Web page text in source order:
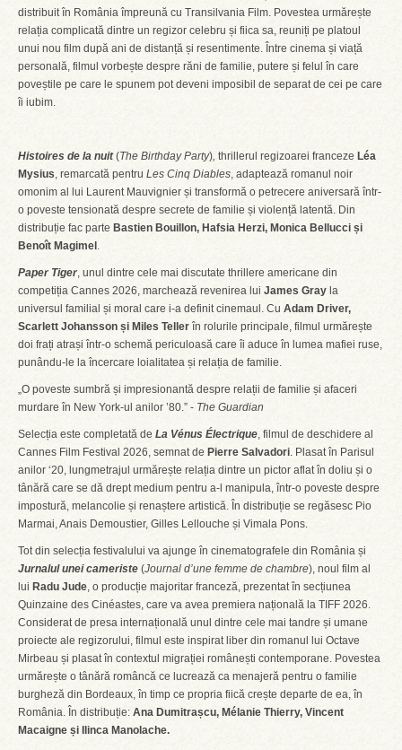
distribuit în România împreună cu Transilvania Film. Povestea urmărește
relația complicată dintre un regizor celebru și fiica sa, reuniți pe platoul
unui nou film după ani de distanță și resentimente. Între cinema și viață
personală, filmul vorbește despre răni de familie, putere și felul în care
poveștile pe care le spunem pot deveni imposibil de separat de cei pe care
îi iubim.
Histoires de la nuit(The Birthday Party), thrillerul regizoarei franceze Léa
Mysius, remarcată pentru Les Cinq Diables, adaptează romanul noir
omonim al lui Laurent Mauvignier și transformă o petrecere aniversară într-
o poveste tensionată despre secrete de familie și violență latentă. Din
distribuție fac parte Bastien Bouillon, Hafsia Herzi, Monica Bellucci și
Benoît Magimel .
Paper Tiger, unul dintre cele mai discutate thrillere americane din
competiția Cannes 2026, marchează revenirea lui James Gray la
universul familial și moral care i-a definit cinemaul. Cu Adam Driver,
Scarlett Johansson și Miles Teller în rolurile principale, filmul urmărește
doi frați atrași într-o schemă periculoasă care îi aduce în lumea mafiei ruse,
punându-le la încercare loialitatea și relația de familie.
„O poveste sumbră și impresionantă despre relații de familie și afaceri
murdare în New York-ul anilor ’80.” - The Guardian
Selecția este completată de La Vénus Électrique, filmul de deschidere al
Cannes Film Festival 2026, semnat de Pierre Salvadori. Plasat în Parisul
anilor ‘20, lungmetrajul urmărește relația dintre un pictor aflat în doliu și o
tânără care se dă drept medium pentru a-l manipula, într-o poveste despre
impostură, melancolie și renaștere artistică. În distribuție se regăsesc Pio
Marmai, Anais Demoustier, Gilles Lellouche și Vimala Pons.
Tot din selecția festivalului va ajunge în cinematografele din România și
Jurnalul unei cameriste (Journal d’une femme de chambre), noul film al
lui Radu Jude, o producție majoritar franceză, prezentat în secțiunea
Quinzaine des Cinéastes, care va avea premiera națională la TIFF 2026.
Considerat de presa internațională unul dintre cele mai tandre și umane
proiecte ale regizorului, filmul este inspirat liber din romanul lui Octave
Mirbeau și plasat în contextul migrației românești contemporane. Povestea
urmărește o tânără româncă ce lucrează ca menajeră pentru o familie
burgheză din Bordeaux, în timp ce propria fiică crește departe de ea, în
România. În distribuție: Ana Dumitrașcu, Mélanie Thierry, Vincent
Macaigne și Ilinca Manolache.